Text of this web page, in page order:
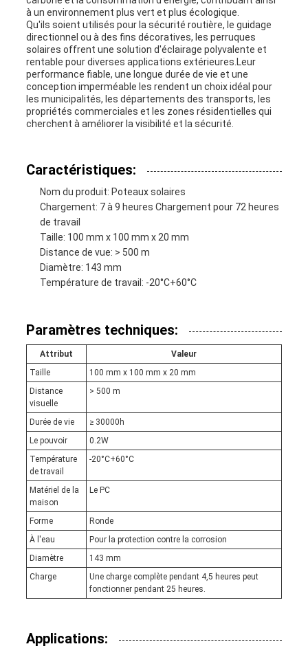
à un environnement plus vert et plus écologique.
Qu'ils soient utilisés pour la sécurité routière, le guidage
directionnel ou à des fins décoratives, les perruques
solaires offrent une solution d'éclairage polyvalente et
rentable pour diverses applications extérieures.Leur
performance fiable, une longue durée de vie et une
conception imperméable les rendent un choix idéal pour
les municipalités, les départements des transports, les
propriétés commerciales et les zones résidentielles qui
cherchent à améliorer la visibilité et la sécurité.
Caractéristiques:
Nom du produit: Poteaux solaires
Chargement: 7 à 9 heures Chargement pour 72 heures
de travail
Taille: 100 mm x 100 mm x 20 mm
Distance de vue: > 500 m
Diamètre: 143 mm
Température de travail: -20°C+60°C
Paramètres techniques:
Attribut
Valeur
Taille
100 mm x 100 mm x 20 mm
Distance
visuelle
> 500 m
Durée de vie
≥ 30000h
Le pouvoir
0.2W
Température
de travail
-20°C+60°C
Matériel de la
maison
Le PC
Forme
Ronde
À l'eau
Pour la protection contre la corrosion
Diamètre
143 mm
Charge
Une charge complète pendant 4,5 heures peut
fonctionner pendant 25 heures.
Applications: